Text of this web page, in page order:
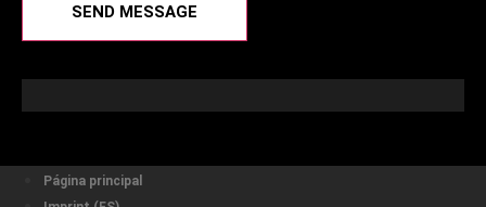
SEND MESSAGE
Página principal